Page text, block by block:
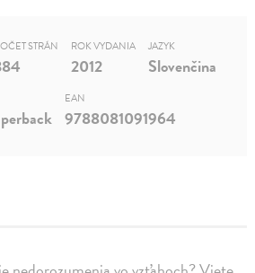
STRÁN ROK VYDANIA
2012
JAZYK
Slovenčina
EAN
9788081091964